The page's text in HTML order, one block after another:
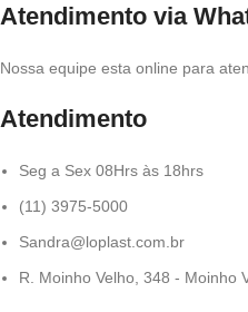
Atendimento via
Nossa equipe esta online para
Atendimento
Seg a Sex 08Hrs às 18hrs
(11) 3975-5000
Sandra@loplast.com.br
R. Moinho Velho, 348 - Moinho